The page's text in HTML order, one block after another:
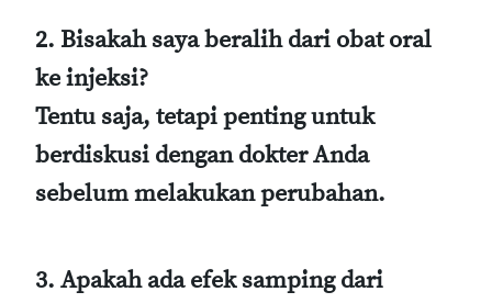
2. Bisakah saya beralih dari obat oral
ke injeksi?
Tentu saja, tetapi penting untuk
berdiskusi dengan dokter Anda
sebelum melakukan perubahan.
3. Apakah ada efek samping dari